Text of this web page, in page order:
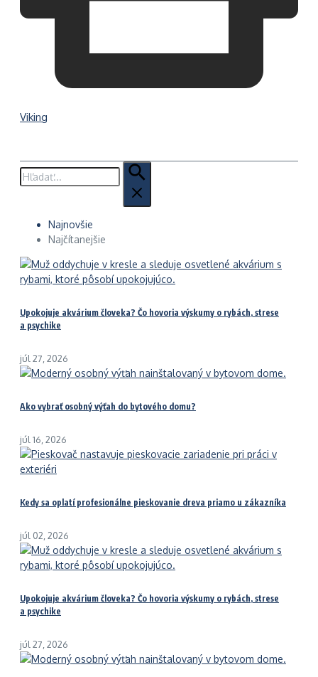
Viking
Hľadať:
Najnovšie
Najčítanejšie
Upokojuje akvárium človeka? Čo hovoria výskumy o rybách, strese
a psychike
júl 27, 2026
Ako vybrať osobný výťah do bytového domu?
júl 16, 2026
Kedy sa oplatí profesionálne pieskovanie dreva priamo u zákazníka
júl 02, 2026
Upokojuje akvárium človeka? Čo hovoria výskumy o rybách, strese
a psychike
júl 27, 2026